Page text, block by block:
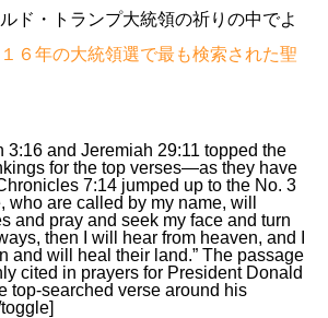
ド・トランプ大統領の祈りの中でよ
１６年の大統領選で最も検索された聖
3:16 and Jeremiah 29:11 topped the
for the top verses—as they have
7:14 jumped up to the No. 3
who are called by my name, will
and pray and seek my face and turn
then I will hear from heaven, and I
and will heal their land.” The passage
cited in prayers for President Donald
top-searched verse around his